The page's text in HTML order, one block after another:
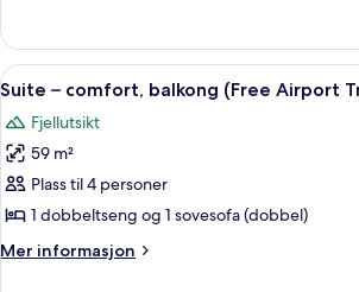
3
soverom,
balkong,
Åpne
alle
bildene
av
Suite
–
comfort,
balkong
Safe på
7
Suite – comfort, balkong (Free Airport
Fjellutsikt
59 m²
Plass til 4 personer
1 dobbeltseng og 1 sovesofa (dobbel)
Mer informasjon
Mer